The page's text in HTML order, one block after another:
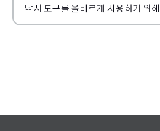
낚시 도구를 올바르게 사용하기 위해